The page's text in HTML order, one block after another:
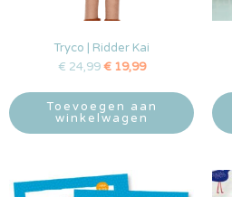
Tryco | Ridder Kai
€ 24,99 €19,99
Toevoegen aan
winkelwagen